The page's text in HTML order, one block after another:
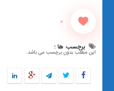
0
برچسب ها :
این مطلب بدون برچسب می باشد.